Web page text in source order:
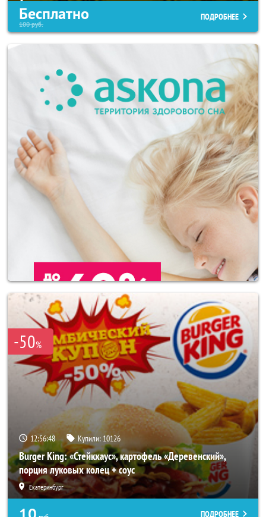
Бесплатно
100руб.
ПОДРОБНЕЕ
-50%
12:56:44 Купили: 10126
Burger King: «Стейкхаус», картофель «Деревенский»,
порция луковых колец + соус
Екатеринбург
ПОДРОБНЕЕ